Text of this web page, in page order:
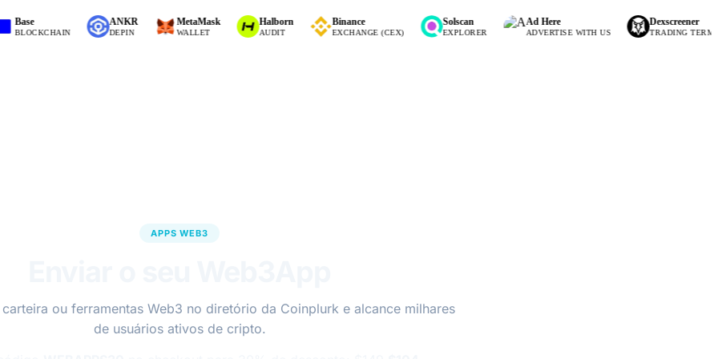
ANKR
DEPIN
MetaMask
WALLET
Halborn
AUDIT
Binance
EXCHANGE (CEX)
Solscan
EXPLORER
Ad Here
ADVERTISE WITH US
Dexscreener
TRADING TERMINAL
APPS WEB3
ou ferramentas Web3 no diretório da Coinplurk e alcance milhares
de usuários ativos de cripto.